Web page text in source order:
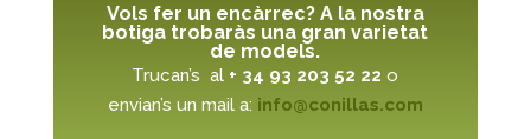
Vols fer un encàrrec? A la nostra
botiga trobaràs una gran varietat
de models.
Trucan’s al + 34 93 203 52 22o
envian’s un mail a: info@conillas.com